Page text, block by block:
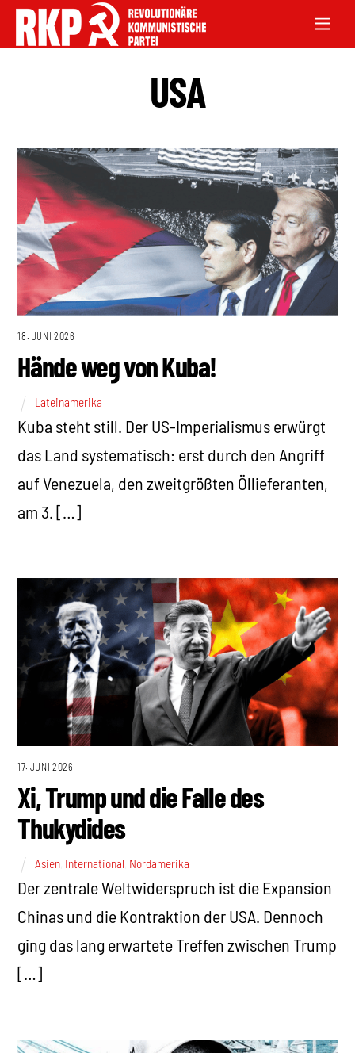
USA
18. JUNI 2026
Hände weg von Kuba!
Lateinamerika
Kuba steht still. Der US-Imperialismus erwürgt
das Land systematisch: erst durch den Angriff
auf Venezuela, den zweitgrößten Öllieferanten,
am 3. […]
17. JUNI 2026
Xi, Trump und die Falle des
Thukydides
Asien International Nordamerika
Der zentrale Weltwiderspruch ist die Expansion
Chinas und die Kontraktion der USA. Dennoch
ging das lang erwartete Treffen zwischen Trump
[…]